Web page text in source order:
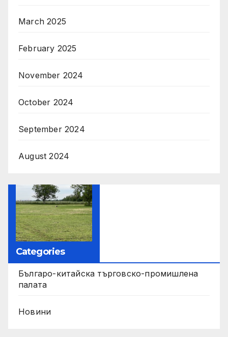
March 2025
February 2025
November 2024
October 2024
September 2024
August 2024
Categories
Българо-китайска търговско-промишлена
палата
Новини